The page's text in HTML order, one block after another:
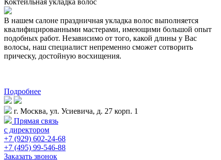
Коктейльная укладка волос
В нашем салоне праздничная укладка волос выполняется
квалифицированными мастерами, имеющими большой опыт
подобных работ. Независимо от того, какой длины у Вас
волосы, наш специалист непременно сможет сотворить
прическу, достойную восхищения.
Подробнее
г. Москва, ул. Усиевича, д. 27 корп. 1
Прямая связь
с директором
+7 (929) 602-24-68
+7 (495) 99-546-88
Заказать звонок